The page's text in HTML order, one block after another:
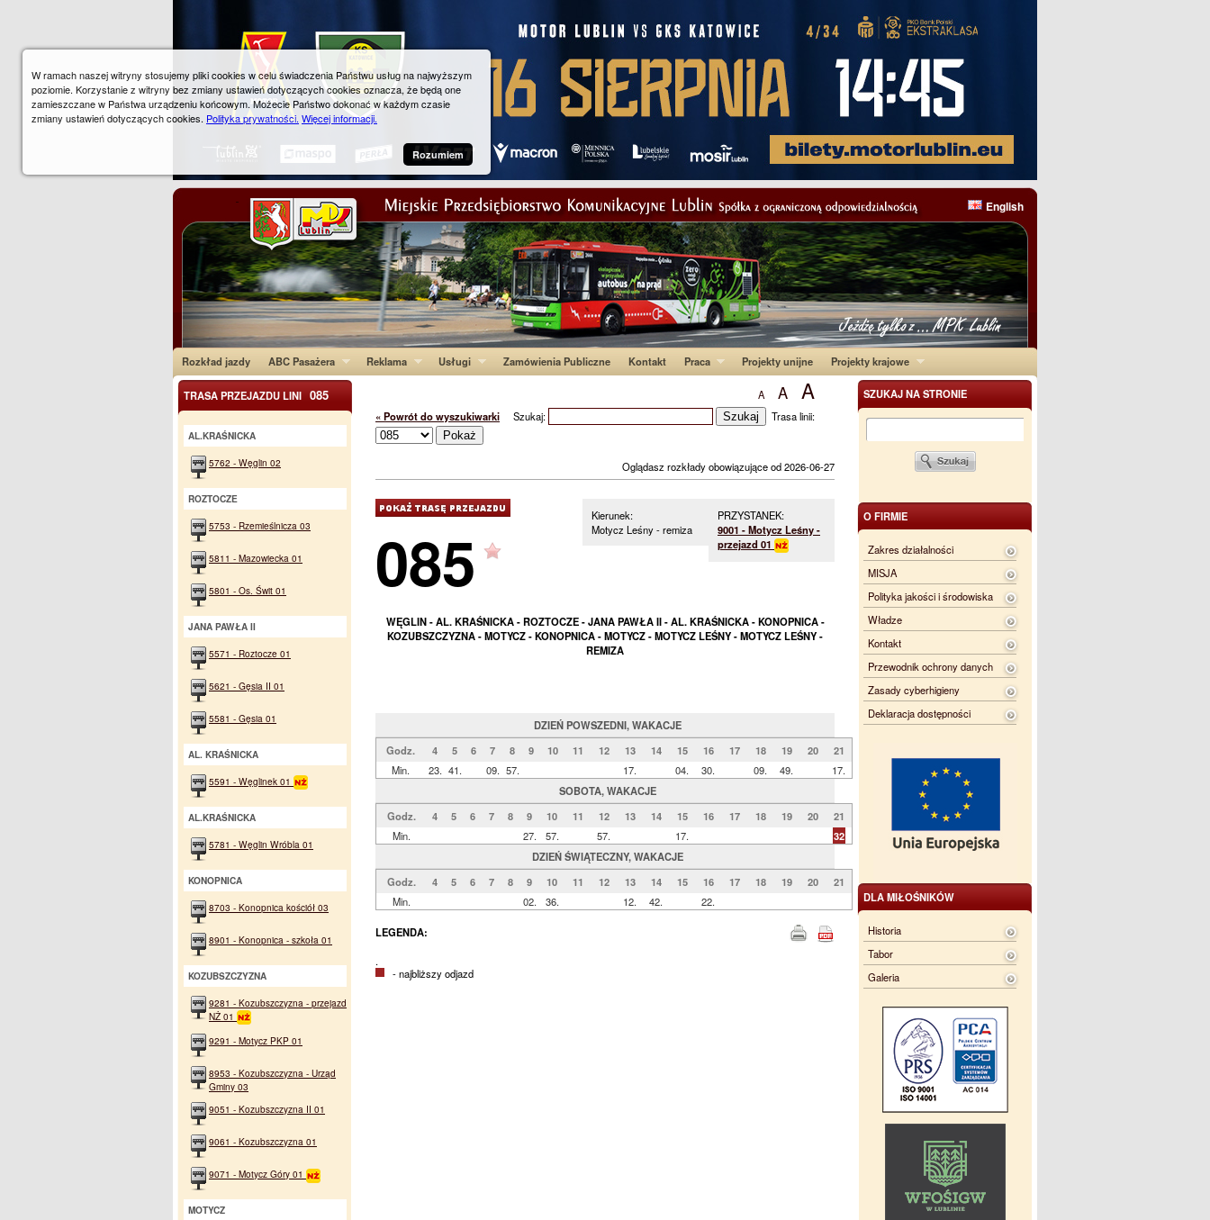
English
Rozkład jazdy ABC Pasażera Reklama Usługi Zamówienia Publiczne Kontakt Praca Projekty unijne Projekty krajowe
SZUKAJ NA STRONIE
O FIRMIE
Zakres działalności
MISJA
Polityka jakości i środowiska
Władze
Kontakt
Przewodnik ochrony danych
Zasady cyberhigieny
Deklaracja dostępności
DLA MIŁOŚNIKÓW
Historia
Tabor
Galeria
A A A
« Powrót do wyszukiwarki Szukaj: Trasa linii:
Oglądasz rozkłady obowiązujące od 2026-06-27
PRZYSTANEK:
9001 - Motycz Leśny -
przejazd 01
Kierunek:
Motycz Leśny - remiza
085
WĘGLIN - AL. KRAŚNICKA - ROZTOCZE - JANA PAWŁA II - AL. KRAŚNICKA - KONOPNICA -
KOZUBSZCZYZNA - MOTYCZ - KONOPNICA - MOTYCZ - MOTYCZ LEŚNY - MOTYCZ LEŚNY -
REMIZA
DZIEŃ POWSZEDNI, WAKACJE
Godz.
4 5 6 7 8 9 10 11 12 13 14 15 16 17 18 19 20
21
Min.
23. 41. 09. 57. 17. 04. 30. 09. 49.
17.
SOBOTA, WAKACJE
Godz.
4 5 6 7 8 9 10 11 12 13 14 15 16 17 18 19 20
21
Min.
27. 57. 57. 17.
32
DZIEŃ ŚWIĄTECZNY, WAKACJE
Godz.
4 5 6 7 8 9 10 11 12 13 14 15 16 17 18 19 20
21
Min.
02. 36. 12. 42. 22.
LEGENDA:
.
- najbliższy odjazd
TRASA PRZEJAZDU LINI 085
AL.KRAŚNICKA
5762 - Węglin 02
ROZTOCZE
5753 - Rzemieślnicza 03
5811 - Mazowiecka 01
5801 - Os. Świt 01
JANA PAWŁA II
5571 - Roztocze 01
5621 - Gęsia II 01
5581 - Gęsia 01
AL. KRAŚNICKA
5591 - Węglinek 01
AL.KRAŚNICKA
5781 - Węglin Wróbla 01
KONOPNICA
8703 - Konopnica kościół 03
8901 - Konopnica - szkoła 01
KOZUBSZCZYZNA
9281 - Kozubszczyzna - przejazd
NŻ 01
9291 - Motycz PKP 01
8953 - Kozubszczyzna - Urząd
Gminy 03
9051 - Kozubszczyzna II 01
9061 - Kozubszczyzna 01
9071 - Motycz Góry 01
MOTYCZ
W ramach naszej witryny stosujemy pliki cookies w celu świadczenia Państwu usług na najwyższym
poziomie. Korzystanie z witryny bez zmiany ustawień dotyczących cookies oznacza, że będą one
zamieszczane w Państwa urządzeniu końcowym. Możecie Państwo dokonać w każdym czasie
zmiany ustawień dotyczących cookies. Polityka prywatności. Więcej informacji.
Rozumiem